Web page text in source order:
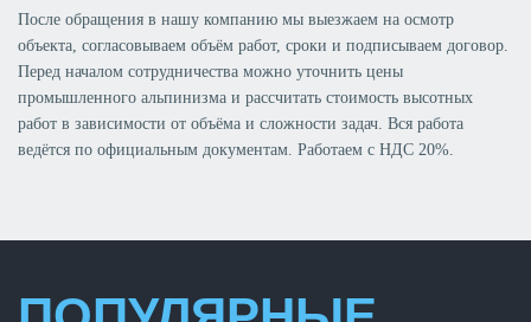
После обращения в нашу компанию мы выезжаем на осмотр
объекта, согласовываем объём работ, сроки и подписываем договор.
Перед началом сотрудничества можно уточнить цены
промышленного альпинизма и рассчитать стоимость высотных
работ в зависимости от объёма и сложности задач. Вся работа
ведётся по официальным документам. Работаем с НДС 20%.